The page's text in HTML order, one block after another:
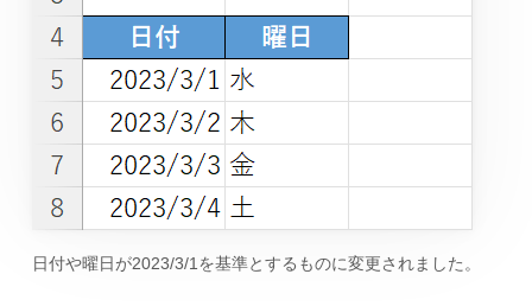
日付や曜日が2023/3/1を基準とするものに変更されました。